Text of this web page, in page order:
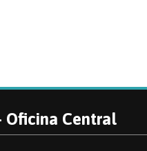
Oficina Central